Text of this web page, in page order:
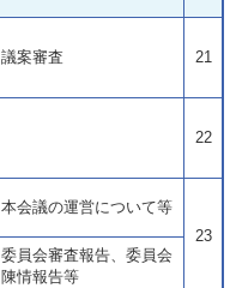
議案審査 21
22
本会議の運営について等
23
委員会審査報告、委員会
陳情報告等